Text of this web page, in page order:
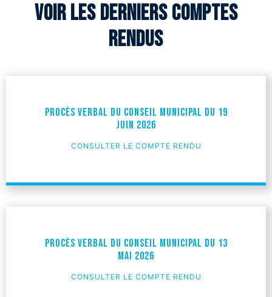
Voir les derniers comptes
rendus
Procès verbal du Conseil Municipal du 19
juin 2026
CONSULTER LE COMPTE RENDU
Procès verbal du Conseil Municipal du 13
mai 2026
CONSULTER LE COMPTE RENDU